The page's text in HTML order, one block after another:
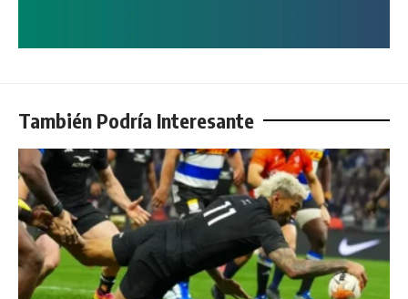
También Podría Interesante